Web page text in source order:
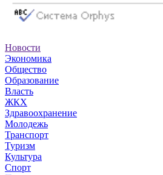
Новости
Экономика
Общество
Образование
Власть
ЖКХ
Здравоохранение
Молодежь
Транспорт
Туризм
Культура
Спорт